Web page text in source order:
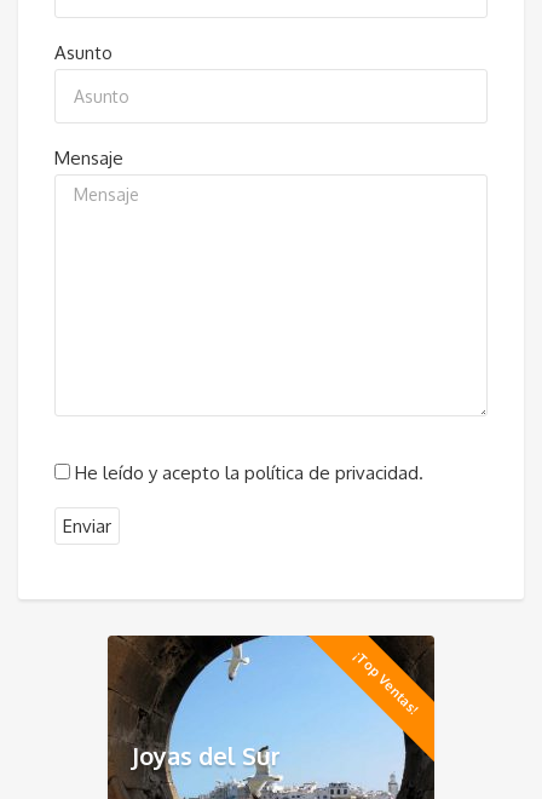
Asunto
Mensaje
He leído y acepto la política de privacidad.
¡Top Ventas!
Joyas del Sur